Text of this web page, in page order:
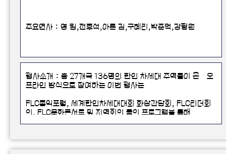
주요연사 : 영 킴,전후석,아론 김,구혜리,박준덕,강형원
행사소개 : 총 27개국 136명의 한인 차세대 주역들이 온·오
프라인 방식으로 참여하는 이번 행사는
FLC홍익포럼, 세계한인차세대대회 화상간담회, FLC리더회
의, FLC문화콘서트 및 지역회의 등의 프로그램을 통해
크 강화 및 한민족 평화공동체 구축을 약속하는 자리로 운영됨